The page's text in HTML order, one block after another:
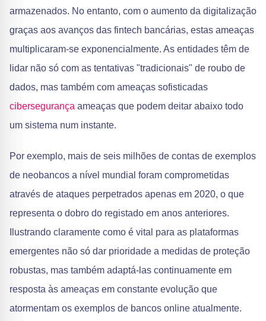
armazenados. No entanto, com o aumento da digitalização
graças aos avanços das fintech bancárias, estas ameaças
multiplicaram-se exponencialmente. As entidades têm de
lidar não só com as tentativas "tradicionais" de roubo de
dados, mas também com ameaças sofisticadas
cibersegurança ameaças que podem deitar abaixo todo
um sistema num instante.
Por exemplo, mais de seis milhões de contas de exemplos
de neobancos a nível mundial foram comprometidas
através de ataques perpetrados apenas em 2020, o que
representa o dobro do registado em anos anteriores.
Ilustrando claramente como é vital para as plataformas
emergentes não só dar prioridade a medidas de proteção
robustas, mas também adaptá-las continuamente em
resposta às ameaças em constante evolução que
atormentam os exemplos de bancos online atualmente.